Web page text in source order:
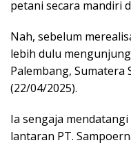
petani secara mandiri
Nah, sebelum
lebih dulu
Palembang, Sumatera
(22/04/2025).
Ia sengaja
lantaran PT.